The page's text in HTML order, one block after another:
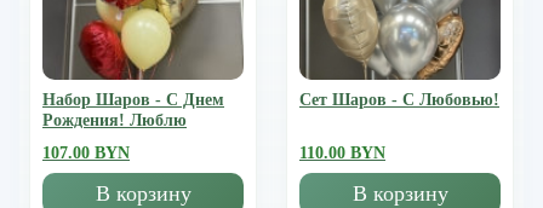
Набор Шаров - С Днем
Рождения! Люблю
107.00 BYN
В корзину
Сет Шаров - С Любовью!
110.00 BYN
В корзину